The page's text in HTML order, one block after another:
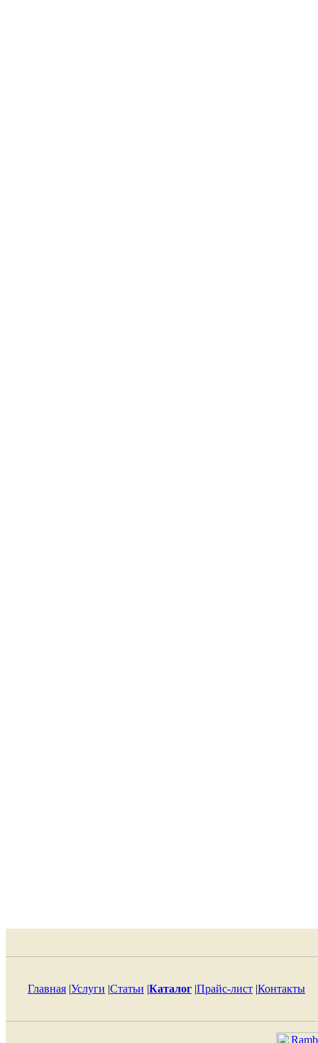
Главная |Услуги |Статьи |Каталог |Прайс-лист |Контакты